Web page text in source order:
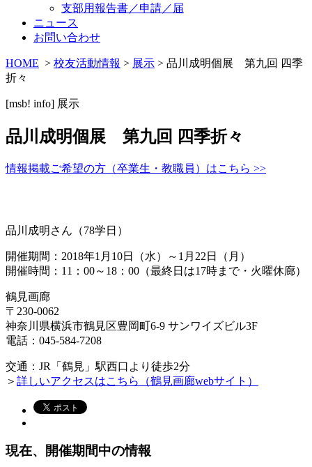
支部用報告書／申請／届
ニュース
お問い合わせ
HOME > 校友活動情報 > 展示 > 品川成明個展 第九回 四季
折々
[msb! info] 展示
品川成明個展 第九回 四季折々
情報掲載ご希望の方（卒業生・教職員）はこちら >>
品川成明さん（78学日）
開催期間：2018年1月10日（水）～1月22日（月）
開催時間：11：00～18：00（最終日は17時まで・火曜休廊）
鶴見画廊
〒230-0062
神奈川県横浜市鶴見区豊岡町6-9 サンワイズビル3F
電話：045-584-7208
交通：JR「鶴見」駅西口より徒歩2分
＞ 詳しいアクセスはこちら（鶴見画廊webサイト）
現在、開催期間中の情報